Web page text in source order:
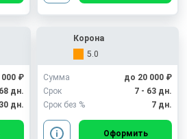
₽
дн.
30 дн.
Корона
5.0
Сумма
до 20 000 ₽
Срок
7 - 63 дн.
Срок без %
7 дн.
Оформить